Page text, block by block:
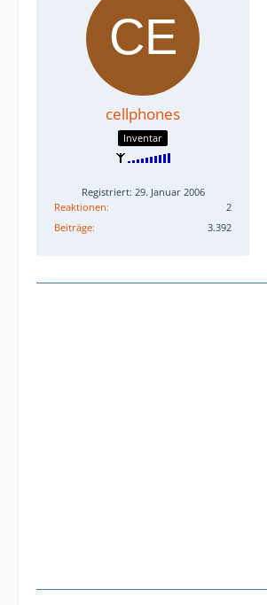
cellphones
Inventar
Registriert: 29. Januar 2006
Reaktionen
2
Beiträge
3.392